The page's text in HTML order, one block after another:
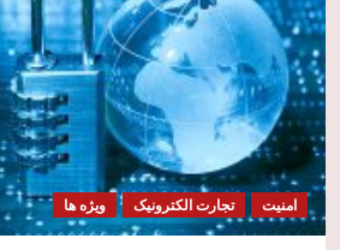
امنیت تجارت الکترونیک ویژه ها